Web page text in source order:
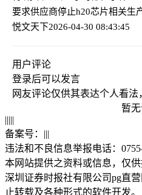
要求供应商停止h20芯片相关生
悦文天下2026-04-30 08:43:45
用户评论
登录后可以发言
网友评论仅供其表达个人看
暂
|||||
备案号： |||
违法和不良信息举报电话：0755-
本网站提供之资料或信息，仅
深圳证券时报社有限公司pg直
止转载及各种形式的软件开发。